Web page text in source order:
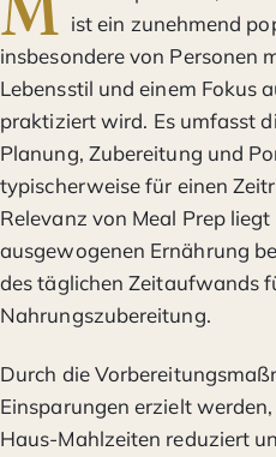
ist ein zunehmend
insbesondere von Personen
Lebensstil und einem Fokus
praktiziert wird. Es umfasst
Planung, Zubereitung und
typischerweise für einen
Relevanz von Meal Prep
ausgewogenen Ernährung
des täglichen Zeitaufwands
Nahrungszubereitung.
Durch die
Einsparungen erzielt
Haus-Mahlzeiten reduziert